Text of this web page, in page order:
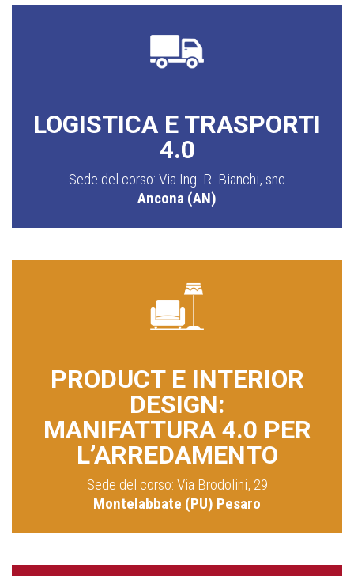
LOGISTICA E TRASPORTI
4.0
Sede del corso: Via Ing. R. Bianchi, snc
Ancona (AN)
PRODUCT E INTERIOR
DESIGN:
MANIFATTURA 4.0 PER
L’ARREDAMENTO
Sede del corso: Via Brodolini, 29
Montelabbate (PU) Pesaro